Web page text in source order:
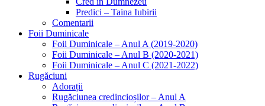
Predici – Taina Iubirii
Comentarii
Foii Duminicale
Foii Duminicale – Anul A (2019-2020)
Foii Duminicale – Anul B (2020-2021)
Foii Duminicale – Anul C (2021-2022)
Rugăciuni
Adorații
Rugăciunea credincioșilor – Anul A